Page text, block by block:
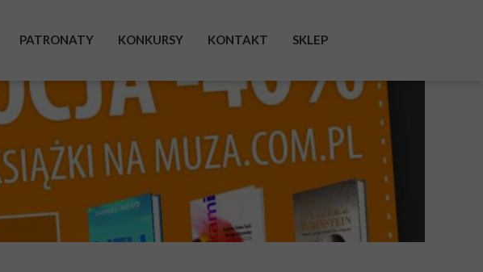
PATRONATY KONKURSY KONTAKT
INSTAGRAM
TWITTER
SKLEP